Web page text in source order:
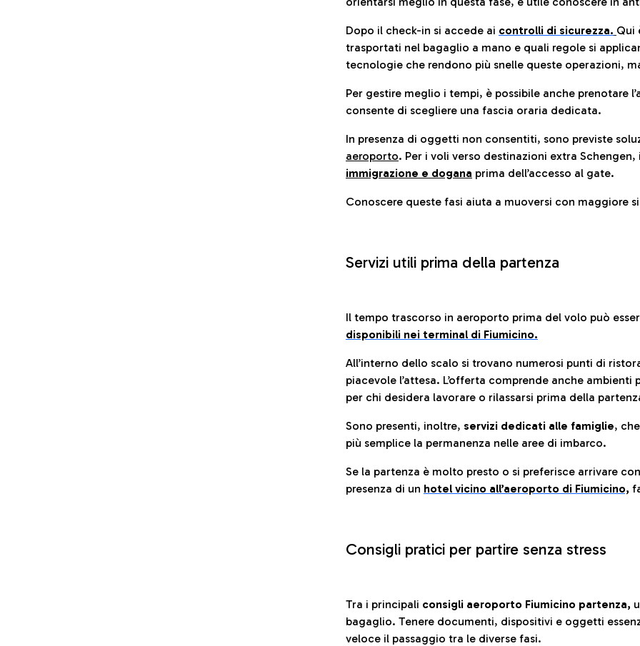
Dopo il check-in si accede ai controlli di sicurezza. Qui
trasportati nel bagaglio a mano e quali regole si
tecnologie che rendono più snelle queste operazioni,
Per gestire meglio i tempi, è possibile anche prenotare
consente di scegliere una fascia oraria dedicata.
In presenza di oggetti non consentiti, sono previste
aeroporto. Per i voli verso destinazioni extra
immigrazione e dogana prima dell’accesso al gate.
Conoscere queste fasi aiuta a muoversi con maggiore
Servizi utili prima della partenza
Il tempo trascorso in aeroporto prima del volo può
disponibili nei terminal di Fiumicino.
All’interno dello scalo si trovano numerosi punti di
piacevole l’attesa. L’offerta comprende anche ambienti
per chi desidera lavorare o rilassarsi prima della
Sono presenti, inoltre, servizi dedicati alle famiglie,
più semplice la permanenza nelle aree di imbarco.
Se la partenza è molto presto o si preferisce arrivare
presenza di un hotel vicino all’aeroporto di Fiumicino,
Consigli pratici per partire senza stress
Tra i principali consigli aeroporto Fiumicino partenza,
bagaglio. Tenere documenti, dispositivi e oggetti
veloce il passaggio tra le diverse fasi.